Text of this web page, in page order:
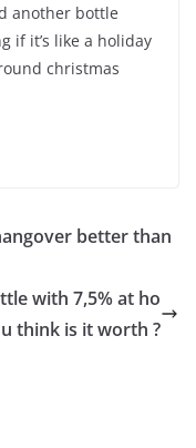
another bottle
if it’s like a holiday
christmas
better than
with 7,5% at ho
think is it worth ?